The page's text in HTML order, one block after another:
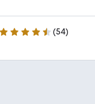
4.7 Sterne (54)